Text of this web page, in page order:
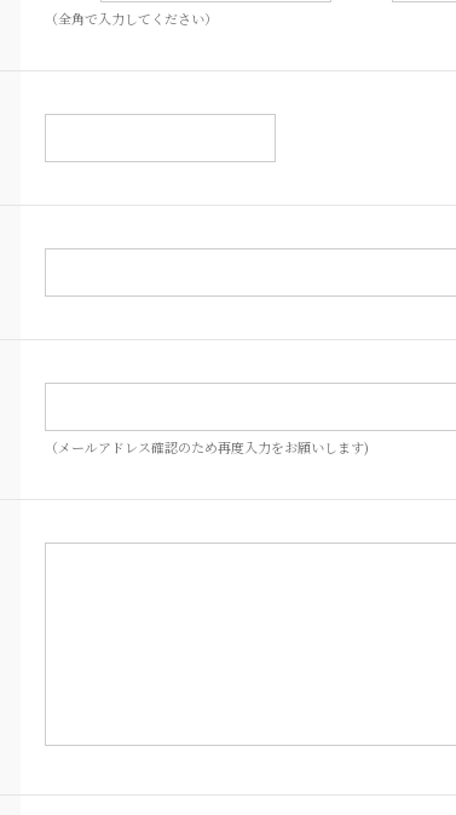
（全角で入力してください）
（メールアドレス確認のため再度入力をお願いします)